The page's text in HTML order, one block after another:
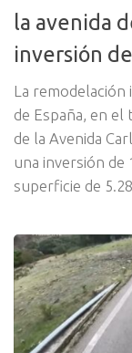
la avenida
inversión
La remodelación
de España, en
de la Avenida
una inversión de
superficie de